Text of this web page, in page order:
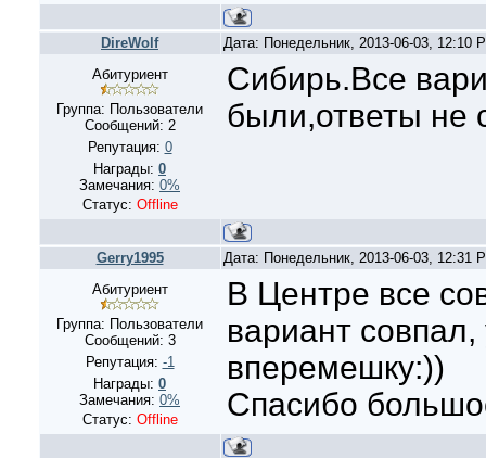
DireWolf
Дата: Понедельник, 2013-06-03, 12:10
Абитуриент
Группа: Пользователи
Сообщений: 2
Репутация: 0
Награды: 0
Замечания: 0%
Статус: Offline
Сибирь.Все
были,ответы не
Gerry1995
Дата: Понедельник, 2013-06-03, 12:31
Абитуриент
Группа: Пользователи
Сообщений: 3
Репутация: -1
Награды: 0
Замечания: 0%
Статус: Offline
В Центре все
вариант
вперемешку:))
Спасибо